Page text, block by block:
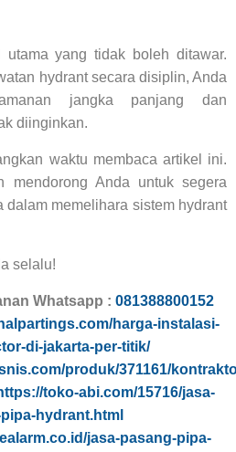
utama yang tidak boleh ditawar.
hydrant secara disiplin, Anda
jangka panjang dan
diinginkan.
waktu membaca artikel ini.
mendorong Anda untuk segera
dalam memelihara sistem hydrant
selalu!
Whatsapp : 081388800152
harga-instalasi-
di-jakarta-per-titik/
produk/371161/
toko-abi.com/15716/jasa-
hydrant.html
jasa-pasang-pipa-